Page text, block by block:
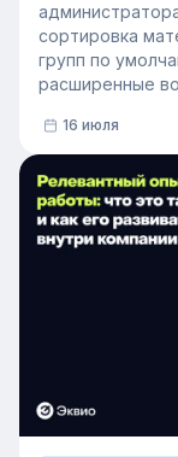
сортировка
групп по
расширенные
он охватывает
16 июля